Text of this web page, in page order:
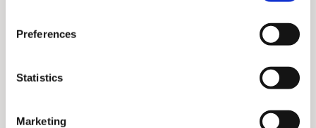
Preferences
Statistics
Marketing